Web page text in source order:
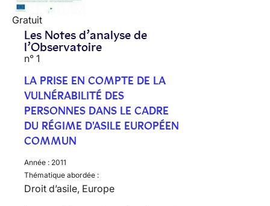
Gratuit
Les Notes d’analyse de
l’Observatoire
n° 1
LA PRISE EN COMPTE DE LA
VULNÉRABILITÉ DES
PERSONNES DANS LE CADRE
DU RÉGIME D'ASILE EUROPÉEN
COMMUN
Année : 2011
Thématique abordée :
Droit d’asile, Europe